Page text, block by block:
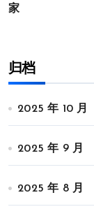
家
归档
2025 年 10 月
2025 年 9 月
2025 年 8 月